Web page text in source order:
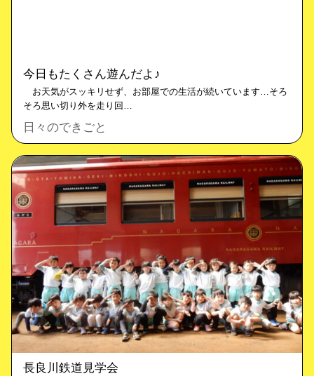
今日もたくさん遊んだよ♪
お天気がスッキリせず、お部屋での生活が続いています…そろ
そろ思い切り外を走り回…
日々のできごと
長良川鉄道見学会